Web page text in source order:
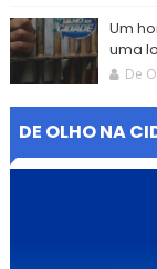
Um
uma
De
DE OLHO NA